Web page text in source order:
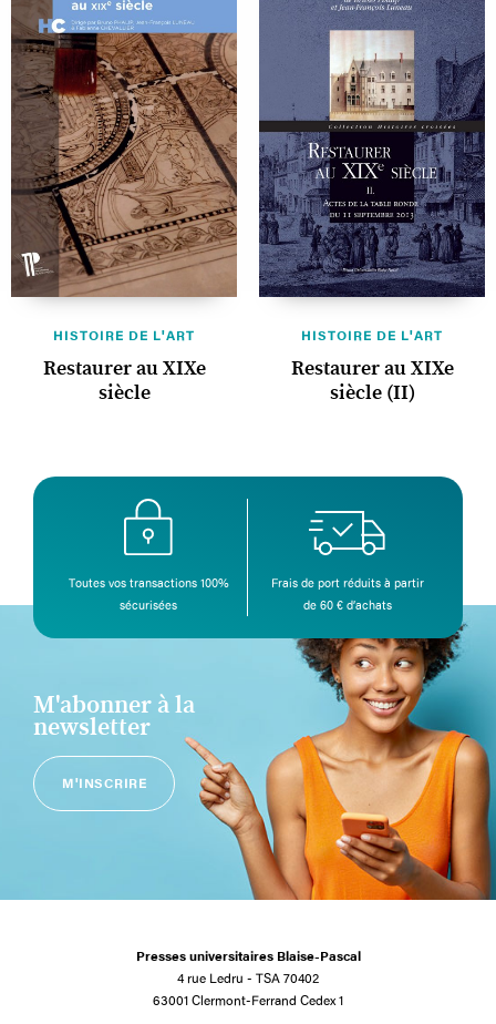
HISTOIRE DE L'ART
Restaurer au XIXe
siècle
HISTOIRE DE L'ART
Restaurer au XIXe
siècle (II)
Toutes vos transactions 100%
sécurisées
Frais de port réduits à partir
de 60 € d’achats
M'abonner à la
newsletter
M'INSCRIRE
Presses universitaires Blaise-Pascal
4 rue Ledru - TSA 70402
63001 Clermont-Ferrand Cedex 1